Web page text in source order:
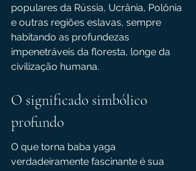
populares da Rússia, Ucrânia, Polônia
e outras regiões eslavas, sempre
habitando as profundezas
impenetráveis da floresta, longe da
civilização humana.
O significado simbólico
profundo
O que torna baba yaga
verdadeiramente fascinante é sua